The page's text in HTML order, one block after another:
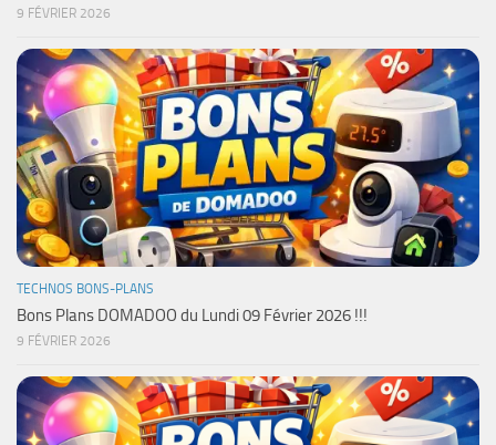
9 FÉVRIER 2026
TECHNOS BONS-PLANS
Bons Plans DOMADOO du Lundi 09 Février 2026 !!!
9 FÉVRIER 2026